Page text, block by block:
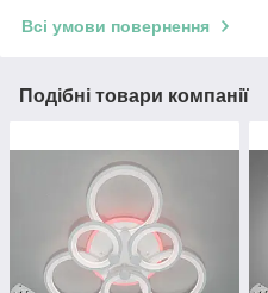
Всі умови повернення
Подібні товари компанії